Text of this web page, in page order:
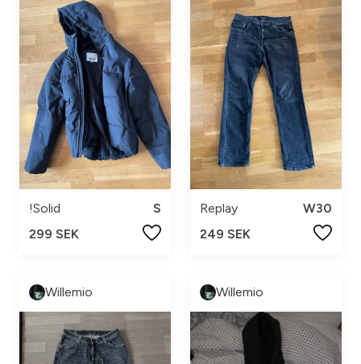
!Solid
S
299 SEK
Replay
W30
249 SEK
Willemio Willemio